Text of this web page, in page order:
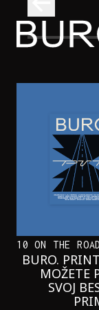
BURO.
ONAJ
STALNO
TORBE
10 ON THE ROAD
BURO.
MOŽETE
SVOJ